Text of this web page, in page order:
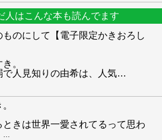
人はこんな本も読んでます
ものにして【電子限定かきおろし
。
で人見知りの由希は、人気…
ときは世界一愛されてるって思わ
…